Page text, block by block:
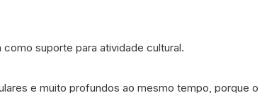
suporte para atividade cultural.
e muito profundos ao mesmo tempo, porque o